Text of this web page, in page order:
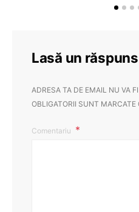
Lasă un răspuns
ADRESA TA DE EMAIL NU VA
OBLIGATORII SUNT MARCATE
Comentariu